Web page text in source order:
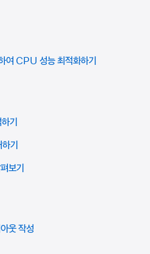
CPU 성능 최적화하기
기
기
보기
웃 작성